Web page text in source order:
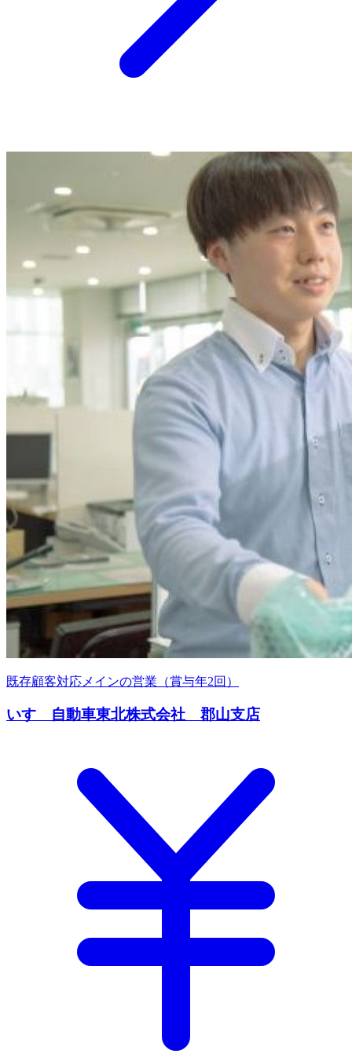
既存顧客対応メインの営業（賞与年2回）
いすゞ自動車東北株式会社 郡山支店